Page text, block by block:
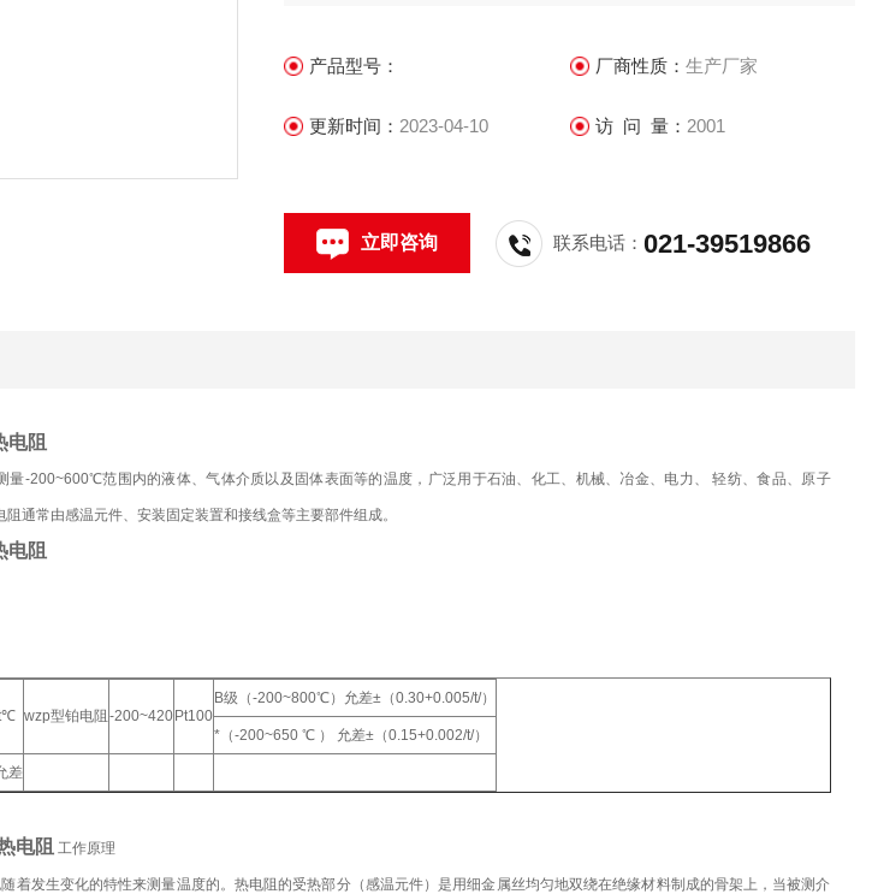
产品型号： 厂商性质： 生产厂家
更新时间： 2023-04-10 访 问 量： 2001
立即咨询 联系电话：021-39519866
电阻
量-200~600℃范围内的液体、气体介质以及固体表面等的温度，广泛用于石油、化工、机械、冶金、电力、 轻纺、食品、原子
通常由感温元件、安装固定装置和接线盒等主要部件组成。
电阻
wzp型铂电阻 -200~420 Pt100
B级（-200~800℃）允差±（0.30+0.005/t/）
*（-200~650 ℃ ） 允差±（0.15+0.002/t/）
差
电阻工作原理
着发生变化的特性来测量温度的。热电阻的受热部分（感温元件）是用细金属丝均匀地双绕在绝缘材料制成的骨架上，当被测介